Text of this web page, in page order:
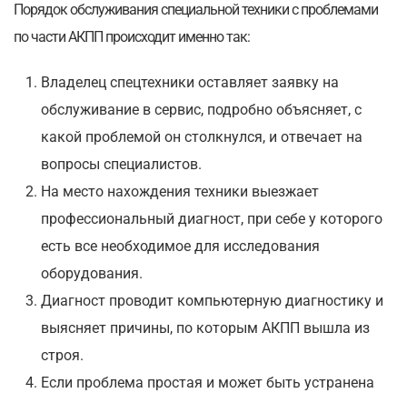
Порядок обслуживания специальной техники с проблемами
по части АКПП происходит именно так:
Владелец спецтехники оставляет заявку на
обслуживание в сервис, подробно объясняет, с
какой проблемой он столкнулся, и отвечает на
вопросы специалистов.
На место нахождения техники выезжает
профессиональный диагност, при себе у которого
есть все необходимое для исследования
оборудования.
Диагност проводит компьютерную диагностику и
выясняет причины, по которым АКПП вышла из
строя.
Если проблема простая и может быть устранена